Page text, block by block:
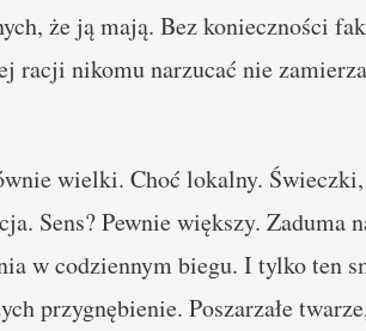
że ją mają. Bez konieczności
racji nikomu narzucać nie
wielki. Choć lokalny.
Sens? Pewnie większy. Zaduma
w codziennym biegu. I tylko ten
przygnębienie. Poszarzałe